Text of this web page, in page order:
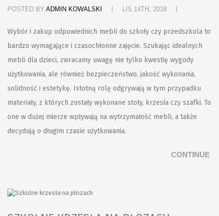
POSTED BY ADMIN KOWALSKI LIS 14TH, 2018
Wybór i zakup odpowiednich mebli do szkoły czy przedszkola to
bardzo wymagające i czasochłonne zajęcie. Szukając idealnych
mebli dla dzieci, zwracamy uwagę nie tylko kwestię wygody
użytkowania, ale również bezpieczeństwo, jakość wykonania,
solidność i estetykę. Istotną rolę odgrywają w tym przypadku
materiały, z których zostały wykonane stoły, krzesła czy szafki. To
one w dużej mierze wpływają na wytrzymałość mebli, a także
decydują o długim czasie użytkowania.
CONTINUE